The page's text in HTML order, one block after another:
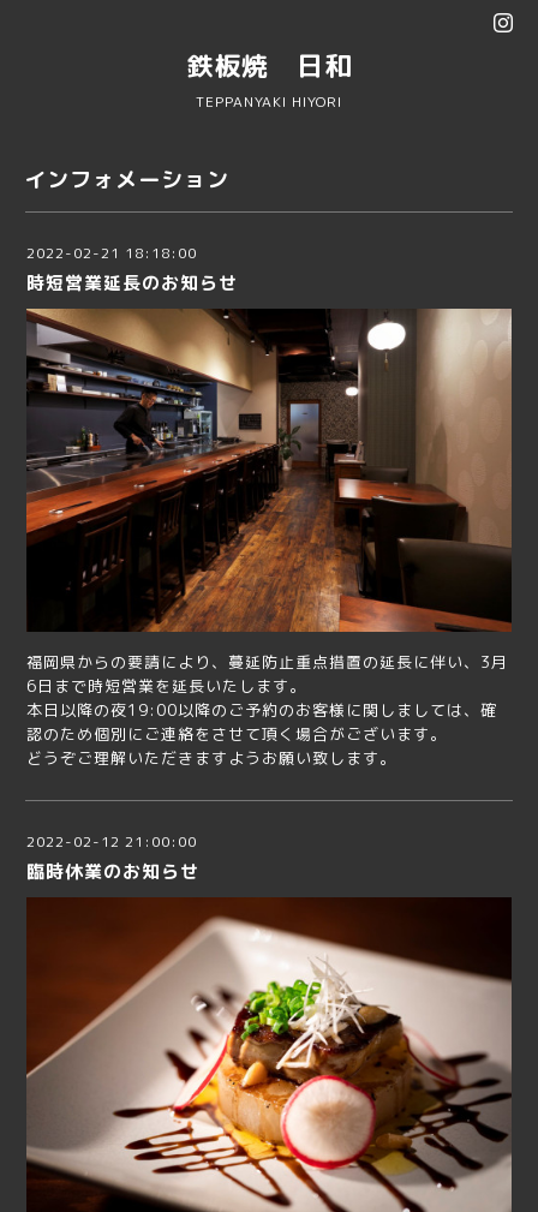
鉄板焼 日和
TEPPANYAKI HIYORI
インフォメーション
2022-02-21 18:18:00
時短営業延長のお知らせ
福岡県からの要請により、蔓延防止重点措置の延長に伴い、3月
6日まで時短営業を延長いたします。
本日以降の夜19:00以降のご予約のお客様に関しましては、確
認のため個別にご連絡をさせて頂く場合がございます。
どうぞご理解いただきますようお願い致します。
2022-02-12 21:00:00
臨時休業のお知らせ